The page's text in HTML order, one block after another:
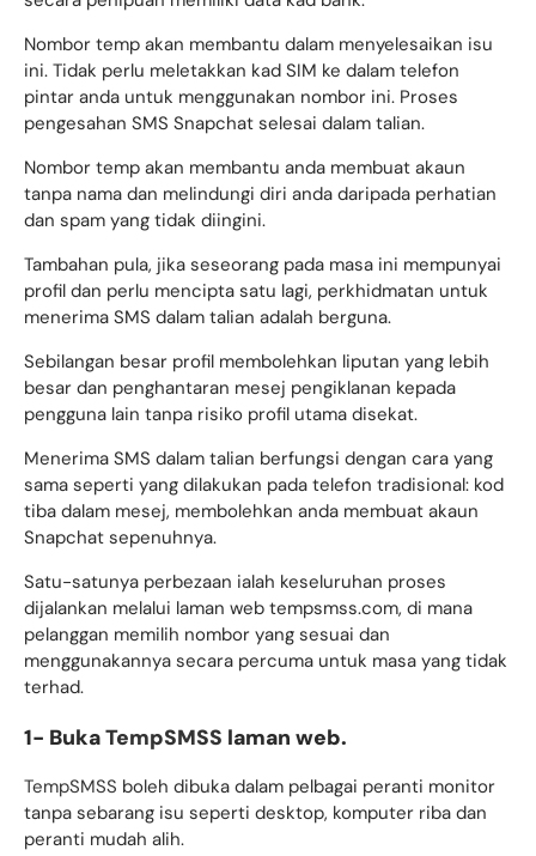
Nombor temp akan membantu dalam menyelesaikan isu
ini. Tidak perlu meletakkan kad SIM ke dalam telefon
pintar anda untuk menggunakan nombor ini. Proses
pengesahan SMS Snapchat selesai dalam talian.
Nombor temp akan membantu anda membuat akaun
tanpa nama dan melindungi diri anda daripada perhatian
dan spam yang tidak diingini.
Tambahan pula, jika seseorang pada masa ini mempunyai
profil dan perlu mencipta satu lagi, perkhidmatan untuk
menerima SMS dalam talian adalah berguna.
Sebilangan besar profil membolehkan liputan yang lebih
besar dan penghantaran mesej pengiklanan kepada
pengguna lain tanpa risiko profil utama disekat.
Menerima SMS dalam talian berfungsi dengan cara yang
sama seperti yang dilakukan pada telefon tradisional: kod
tiba dalam mesej, membolehkan anda membuat akaun
Snapchat sepenuhnya.
Satu-satunya perbezaan ialah keseluruhan proses
dijalankan melalui laman web tempsmss.com, di mana
pelanggan memilih nombor yang sesuai dan
menggunakannya secara percuma untuk masa yang tidak
terhad.
1- BukaTempSMSS laman web.
TempSMSS boleh dibuka dalam pelbagai peranti monitor
tanpa sebarang isu seperti desktop, komputer riba dan
peranti mudah alih.